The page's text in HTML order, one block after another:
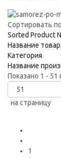
Сортировать по
Sorted Product
Название
Категория
Название
Показано 1 - 51
на страницу
1